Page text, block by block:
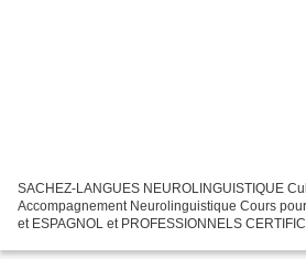
SACHEZ-LANGUES NEUROLINGUISTIQUE
Accompagnement Neurolinguistique Cours
et ESPAGNOL et PROFESSIONNELS